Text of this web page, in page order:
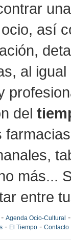
así
al
del
más...
entre
-Agenda Ocio-Cultural
- El Tiempo -Contacto